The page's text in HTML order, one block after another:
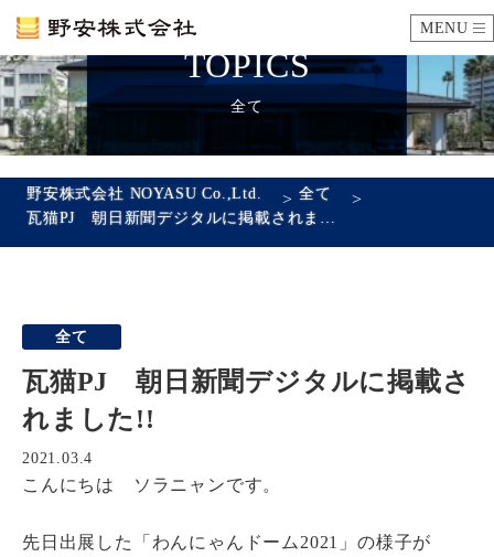
MENU
カタログ
瓦ができるまで
会社概要 沿革 代表あいさつ アクセス
採用情報
エントリーフォーム 先輩社員の声
瓦猫
TOPICS
全て
野安株式会社 NOYASU Co.,Ltd. >全て >
全て
瓦猫PJ 朝日新聞デジタルに掲載さ
れました!!
2021.03.4
こんにちは ソラニャンです。
先日出展した「わんにゃんドーム2021」の様子が